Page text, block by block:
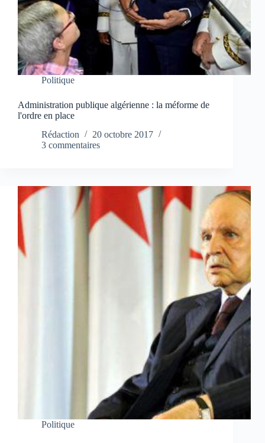
Politique
Administration publique algérienne : la méforme de
l'ordre en place
Rédaction
20 octobre 2017
3 commentaires
Politique